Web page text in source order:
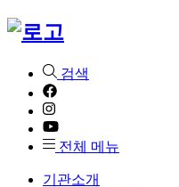
검색
전체 메뉴
기관소개